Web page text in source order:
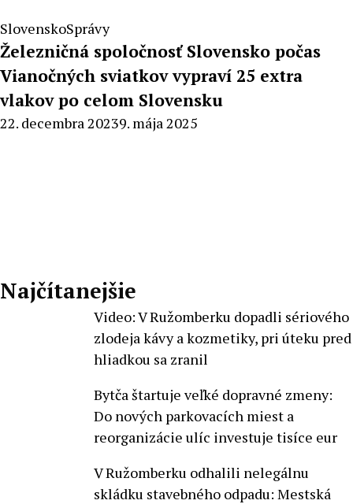
SlovenskoSprávy
Železničná spoločnosť Slovensko počas
Vianočných sviatkov vypraví 25 extra
vlakov po celom Slovensku
By
22. decembra 20239. mája 2025
Najčítanejšie
Video: V Ružomberku dopadli sériového
zlodeja kávy a kozmetiky, pri úteku pred
hliadkou sa zranil
Bytča štartuje veľké dopravné zmeny:
Do nových parkovacích miest a
reorganizácie ulíc investuje tisíce eur
V Ružomberku odhalili nelegálnu
skládku stavebného odpadu: Mestská